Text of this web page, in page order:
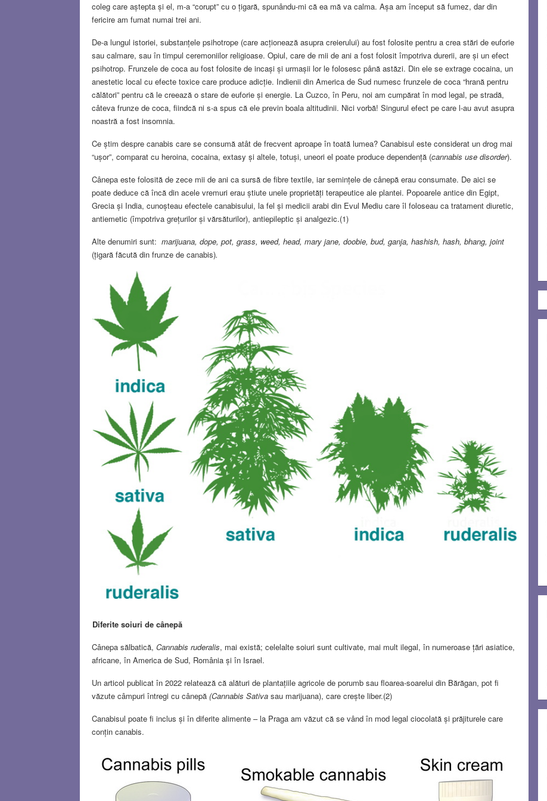
coleg care aștepta și el, m-a “corupt” cu o țigară, spunându-mi că ea mă va calma. Așa am început să fumez, dar din
fericire am fumat numai trei ani.
De-a lungul istoriei, substanțele psihotrope (care acționează asupra creierului) au fost folosite pentru a crea stări de euforie
sau calmare, sau în timpul ceremoniilor religioase. Opiul, care de mii de ani a fost folosit împotriva durerii, are și un efect
psihotrop. Frunzele de coca au fost folosite de incași și urmașii lor le folosesc până astăzi. Din ele se extrage cocaina, un
anestetic local cu efecte toxice care produce adicție. Indienii din America de Sud numesc frunzele de coca “hrană pentru
călători” pentru că le creează o stare de euforie și energie. La Cuzco, în Peru, noi am cumpărat în mod legal, pe stradă,
câteva frunze de coca, fiindcă ni s-a spus că ele previn boala altitudinii. Nici vorbă! Singurul efect pe care l-au avut asupra
noastră a fost insomnia.
Ce știm despre canabis care se consumă atât de frecvent aproape în toată lumea? Canabisul este considerat un drog mai
“ușor”, comparat cu heroina, cocaina, extasy și altele, totuși, uneori el poate produce dependență (cannabis use disorder).
Cânepa este folosită de zece mii de ani ca sursă de fibre textile, iar semințele de cânepă erau consumate. De aici se
poate deduce că încă din acele vremuri erau știute unele proprietăți terapeutice ale plantei. Popoarele antice din Egipt,
Grecia și India, cunoșteau efectele canabisului, la fel și medicii arabi din Evul Mediu care îl foloseau ca tratament diuretic,
antiemetic (împotriva grețurilor și vărsăturilor), antiepileptic și analgezic.(1)
Alte denumiri sunt:marijuana, dope, pot, grass, weed, head, mary jane, doobie, bud, ganja, hashish, hash, bhang, joint
(țigară făcută din frunze de canabis).
Diferite soiuri de cânepă
Cânepa sălbatică,Cannabis ruderalis, mai există; celelalte soiuri sunt cultivate, mai mult ilegal, în numeroase țări asiatice,
africane, în America de Sud, România și în Israel.
Un articol publicat în 2022 relatează că alături de plantațiile agricole de porumb sau floarea-soarelui din Bărăgan, pot fi
văzute câmpuri întregi cu cânepă (Cannabis Sativa sau marijuana), care crește liber.(2)
Canabisul poate fi inclus și în diferite alimente – la Praga am văzut că se vând în mod legal ciocolată și prăjiturele care
conțin canabis.